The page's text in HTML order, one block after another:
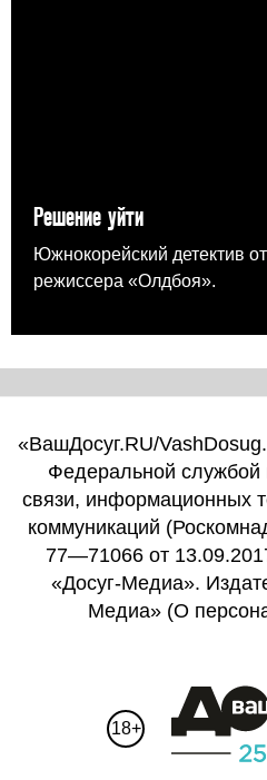
Решение уйти
Южнокорейский детектив от
режиссера «Олдбоя».
«ВашДосуг.RU/
Федеральной службой
связи, информационных
коммуникаций
77—71066 от
«Досуг-Медиа».
Медиа» (О
18+